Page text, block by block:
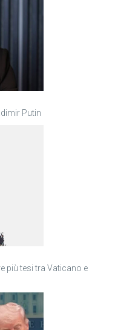
Putin
più tesi tra Vaticano e